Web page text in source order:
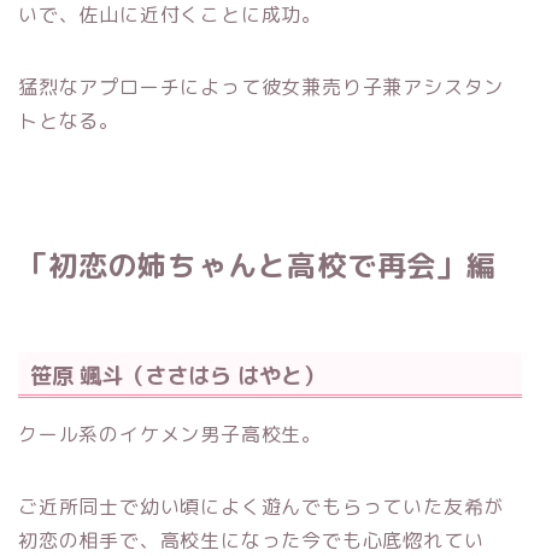
いで、佐山に近付くことに成功。
猛烈なアプローチによって彼女兼売り子兼アシスタン
トとなる。
「初恋の姉ちゃんと高校で再会」編
笹原 颯斗（ささはら はやと）
クール系のイケメン男子高校生。
ご近所同士で幼い頃によく遊んでもらっていた友希が
初恋の相手で、高校生になった今でも心底惚れてい